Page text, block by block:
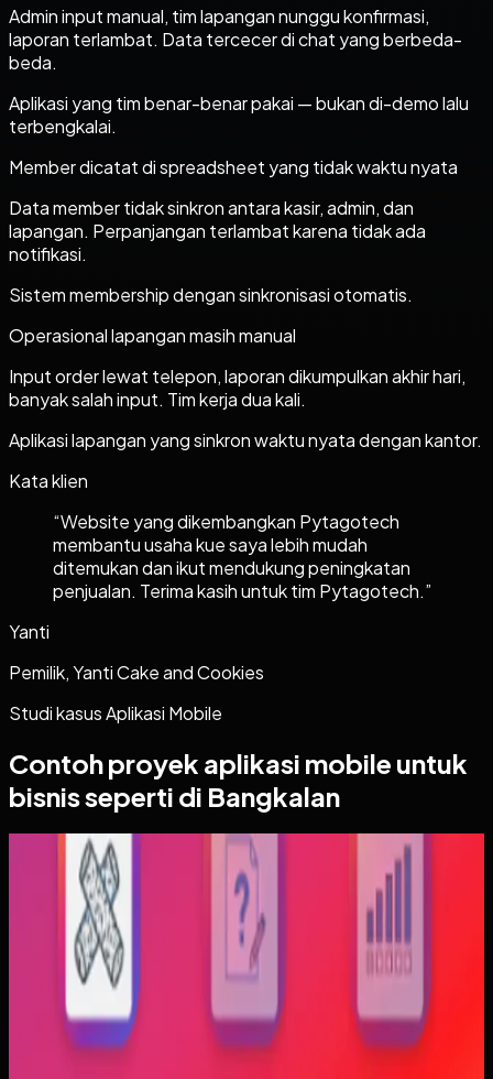
Admin input manual, tim lapangan nunggu konfirmasi,
laporan terlambat. Data tercecer di chat yang berbeda-
beda.
Aplikasi yang tim benar-benar pakai — bukan di-demo lalu
terbengkalai.
Member dicatat di spreadsheet yang tidak waktu nyata
Data member tidak sinkron antara kasir, admin, dan
lapangan. Perpanjangan terlambat karena tidak ada
notifikasi.
Sistem membership dengan sinkronisasi otomatis.
Operasional lapangan masih manual
Input order lewat telepon, laporan dikumpulkan akhir hari,
banyak salah input. Tim kerja dua kali.
Aplikasi lapangan yang sinkron waktu nyata dengan kantor.
Kata klien
“Website yang dikembangkan Pytagotech
membantu usaha kue saya lebih mudah
ditemukan dan ikut mendukung peningkatan
penjualan. Terima kasih untuk tim Pytagotech.”
Yanti
Pemilik, Yanti Cake and Cookies
Studi kasusAplikasi Mobile
Contoh proyek aplikasi mobile untuk
bisnis seperti di Bangkalan
Aplikasi Mobile
Trajectfika
Trajectfika
Sebelumnya
Mahasiswa sering kesulitan menghubungkan persamaan
matematis dengan perilaku fisik yang sebenarnya,